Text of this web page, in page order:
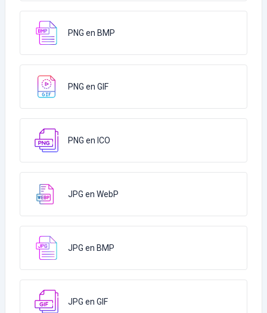
PNG en BMP
PNG en GIF
PNG en ICO
JPG en WebP
JPG en BMP
JPG en GIF